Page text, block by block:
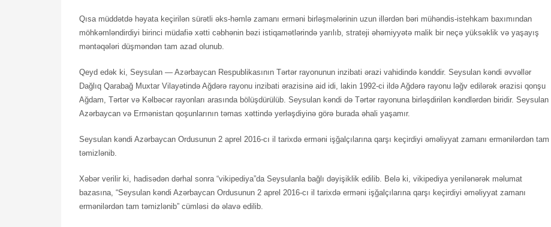
Qısa müddətdə həyata keçirilən sürətli əks-həmlə zamanı erməni birləşmələrinin uzun illərdən bəri mühəndis-istehkam baxımından
möhkəmləndirdiyi birinci müdafiə xətti cəbhənin bəzi istiqamətlərində yarılıb, strateji əhəmiyyətə malik bir neçə yüksəklik və yaşayış
məntəqələri düşməndən tam azad olunub.
Qeyd edək ki, Seysulan — Azərbaycan Respublikasının Tərtər rayonunun inzibati ərazi vahidində kənddir. Seysulan kəndi əvvəllər
Dağlıq Qarabağ Muxtar Vilayətində Ağdərə rayonu inzibati ərazisinə aid idi, lakin 1992-ci ildə Ağdərə rayonu ləğv edilərək ərazisi qonşu
Ağdam, Tərtər və Kəlbəcər rayonları arasında bölüşdürülüb. Seysulan kəndi də Tərtər rayonuna birləşdirilən kəndlərdən biridir. Seysulan
Azərbaycan və Ermənistan qoşunlarının təmas xəttində yerləşdiyinə görə burada əhali yaşamır.
Seysulan kəndi Azərbaycan Ordusunun 2 aprel 2016-cı il tarixdə erməni işğalçılarına qarşı keçirdiyi əməliyyat zamanı ermənilərdən tam
təmizlənib.
Xəbər verilir ki, hadisədən dərhal sonra “vikipediya”da Seysulanla bağlı dəyişiklik edilib. Belə ki, vikipediya yenilənərək məlumat
bazasına, “Seysulan kəndi Azərbaycan Ordusunun 2 aprel 2016-cı il tarixdə erməni işğalçılarına qarşı keçirdiyi əməliyyat zamanı
ermənilərdən tam təmizlənib” cümləsi də əlavə edilib.